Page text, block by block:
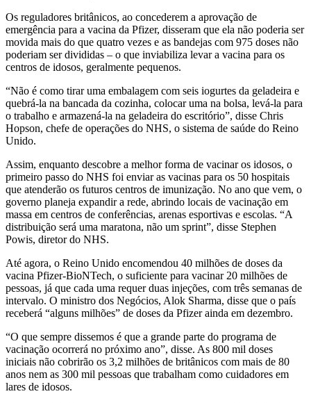
Os reguladores britânicos, ao concederem a aprovação de
emergência para a vacina da Pfizer, disseram que ela não poderia ser
movida mais do que quatro vezes e as bandejas com 975 doses não
poderiam ser divididas – o que inviabiliza levar a vacina para os
centros de idosos, geralmente pequenos.
“Não é como tirar uma embalagem com seis iogurtes da geladeira e
quebrá-la na bancada da cozinha, colocar uma na bolsa, levá-la para
o trabalho e armazená-la na geladeira do escritório”, disse Chris
Hopson, chefe de operações do NHS, o sistema de saúde do Reino
Unido.
Assim, enquanto descobre a melhor forma de vacinar os idosos, o
primeiro passo do NHS foi enviar as vacinas para os 50 hospitais
que atenderão os futuros centros de imunização. No ano que vem, o
governo planeja expandir a rede, abrindo locais de vacinação em
massa em centros de conferências, arenas esportivas e escolas. “A
distribuição será uma maratona, não um sprint”, disse Stephen
Powis, diretor do NHS.
Até agora, o Reino Unido encomendou 40 milhões de doses da
vacina Pfizer-BioNTech, o suficiente para vacinar 20 milhões de
pessoas, já que cada uma requer duas injeções, com três semanas de
intervalo. O ministro dos Negócios, Alok Sharma, disse que o país
receberá “alguns milhões” de doses da Pfizer ainda em dezembro.
“O que sempre dissemos é que a grande parte do programa de
vacinação ocorrerá no próximo ano”, disse. As 800 mil doses
iniciais não cobrirão os 3,2 milhões de britânicos com mais de 80
anos nem as 300 mil pessoas que trabalham como cuidadores em
lares de idosos.